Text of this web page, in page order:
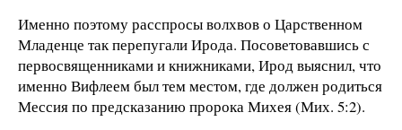
Именно поэтому расспросы волхвов о Царственном
Младенце так перепугали Ирода. Посоветовавшись с
первосвященниками и книжниками, Ирод выяснил, что
именно Вифлеем был тем местом, где должен родиться
Мессия по предсказанию пророка Михея (Мих. 5:2).